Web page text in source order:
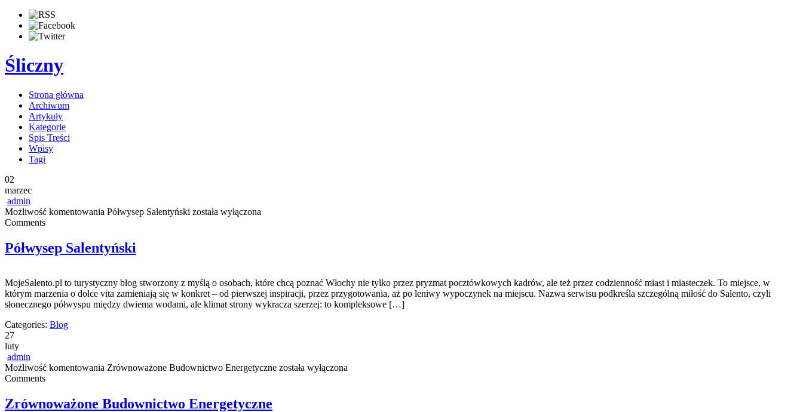
Śliczny
Strona główna
Archiwum
Artykuły
Kategorie
Spis Treści
Wpisy
Tagi
02
marzec
admin
Możliwość komentowania Półwysep Salentyński została wyłączona
Comments
Półwysep Salentyński
MojeSalento.pl to turystyczny blog stworzony z myślą o osobach, które chcą poznać Włochy nie tylko przez pryzmat pocztówkowych kadrów, ale też przez codzienność miast i miasteczek. To miejsce, w
którym marzenia o dolce vita zamieniają się w konkret – od pierwszej inspiracji, przez przygotowania, aż po leniwy wypoczynek na miejscu. Nazwa serwisu podkreśla szczególną miłość do Salento, czyli
słonecznego półwyspu między dwiema wodami, ale klimat strony wykracza szerzej: to kompleksowe […]
Categories: Blog
27
luty
admin
Możliwość komentowania Zrównoważone Budownictwo Energetyczne została wyłączona
Comments
Zrównoważone Budownictwo Energetyczne